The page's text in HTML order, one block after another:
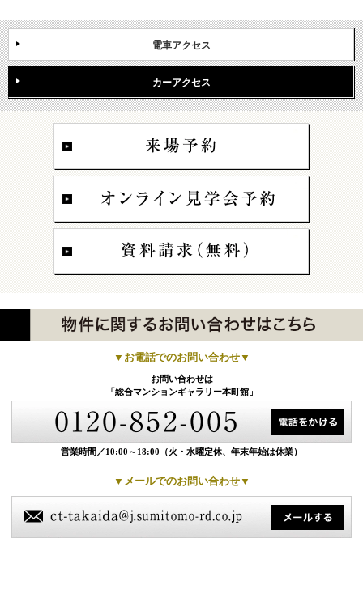
電車アクセス
カーアクセス
▼お電話でのお問い合わせ▼
お問い合わせは
「総合マンションギャラリー本町館」
営業時間／10:00～18:00 （火・水曜定休、年末年始は休業）
▼メールでのお問い合わせ▼